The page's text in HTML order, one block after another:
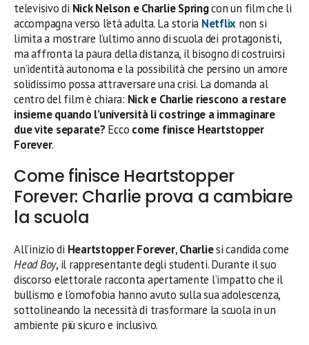
televisivo di Nick Nelson e Charlie Springcon un film che li
accompagna verso l’età adulta. La storia Netflix non si
limita a mostrare l’ultimo anno di scuola dei protagonisti,
ma affronta la paura della distanza, il bisogno di costruirsi
un’identità autonoma e la possibilità che persino un amore
solidissimo possa attraversare una crisi. La domanda al
centro del film è chiara: Nick e Charlie riescono a restare
insieme quando l’università li costringe a immaginare
due vite separate?Ecco come finisce Heartstopper
Forever.
Come finisce Heartstopper
Forever: Charlie prova a cambiare
la scuola
All’inizio di Heartstopper Forever,Charliesi candida come
Head Boy, il rappresentante degli studenti. Durante il suo
discorso elettorale racconta apertamente l’impatto che il
bullismo e l’omofobia hanno avuto sulla sua adolescenza,
sottolineando la necessità di trasformare la scuola in un
ambiente più sicuro e inclusivo.